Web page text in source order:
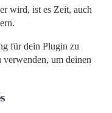
wird, ist es Zeit, auch
für dein Plugin zu
verwenden, um deinen